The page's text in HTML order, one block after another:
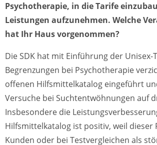
Psychotherapie, in die Tarife
Leistungen aufzunehmen. Welche
hat Ihr Haus vorgenommen?
Die SDK hat mit Einführung der Unisex-
Begrenzungen bei Psychotherapie
offenen Hilfsmittelkatalog eingeführt
Versuche bei Suchtentwöhnungen auf
Insbesondere die
Hilfsmittelkatalog ist positiv, weil dieser
Kunden oder bei Testvergleichen als